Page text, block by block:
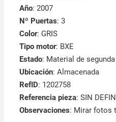
Año: 2007
Nº Puertas: 3
Color: GRIS
Tipo motor: BXE
Estado: Material de
Ubicación: Almacenada
RefID: 1202758
Referencia pieza: SIN
Observaciones: Mirar fotos